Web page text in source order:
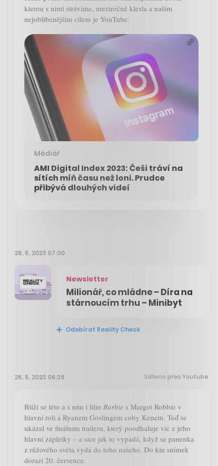
kterou s nimi strávíme, meziročně klesla a naším
nejoblíbenějším cílem je YouTube.
Médiář
AMI Digital Index 2023: Češi tráví na
sítích míň času než loni. Prudce
přibývá dlouhých videí
26. 5. 2023 07:00
Newsletter
Milionář, co mládne – Díra na
stárnoucím trhu – Minibyt
Odebírat Reality Check
26. 5. 2023 06:36 Sdíleno přes Youtube
Blíží se léto a s ním i film Barbie s Margot Robbie v
hlavní roli a Ryanem Goslingem coby Kenem. Teď se
ukázal ve finálním traileru, který poodhaluje víc z jeho
hlavní zápletky – a sice jak to vypadá, když se panenka
z růžového světa vydá do toho našeho. Do kin snímek
dorazí 20. července.